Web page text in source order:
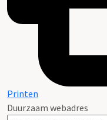
Printen
Duurzaam webadres